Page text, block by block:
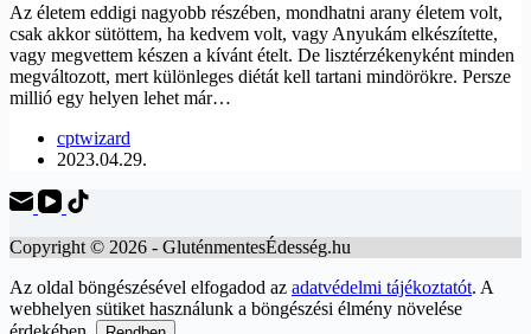
Az életem eddigi nagyobb részében, mondhatni arany életem volt,
csak akkor sütöttem, ha kedvem volt, vagy Anyukám elkészítette,
vagy megvettem készen a kívánt ételt. De lisztérzékenyként minden
megváltozott, mert különleges diétát kell tartani mindörökre. Persze
millió egy helyen lehet már…
cptwizard
2023.04.29.
Copyright © 2026 - GluténmentesÉdesség.hu
Az oldal böngészésével elfogadod az adatvédelmi tájékoztatót. A
webhelyen sütiket használunk a böngészési élmény növelése